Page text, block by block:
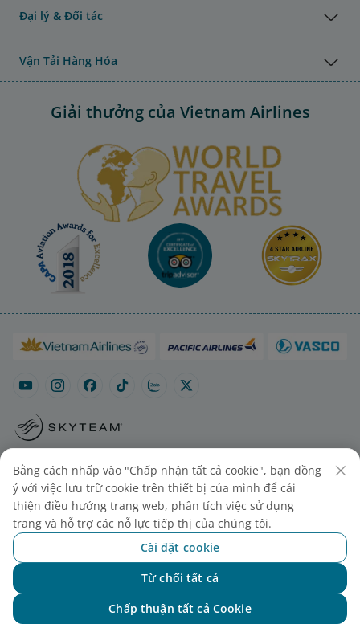
Đại lý & Đối tác
Vận Tải Hàng Hóa
Giải thưởng của Vietnam Airlines
Sơ đồ trang Liên hệ mua vé Cài đặt cookies
Tổng công ty Hàng không Việt Nam - CTCP. Số 200
Bằng cách nhấp vào "Chấp nhận tất cả cookie", bạn đồng
ý với việc lưu trữ cookie trên thiết bị của mình để cải
thiện điều hướng trang web, phân tích việc sử dụng
trang và hỗ trợ các nỗ lực tiếp thị của chúng tôi.
Cài đặt cookie
Từ chối tất cả
Chấp thuận tất cả Cookie